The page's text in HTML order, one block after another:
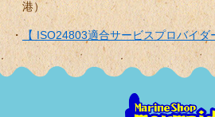
港）
【 ISO24803適合サービスプロバイダ